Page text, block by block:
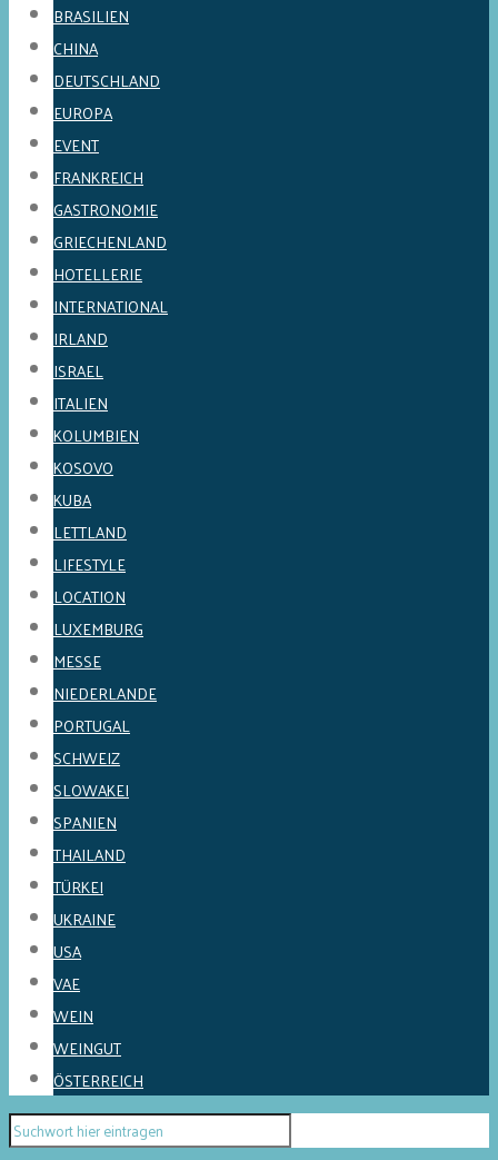
BRASILIEN
CHINA
DEUTSCHLAND
EUROPA
EVENT
FRANKREICH
GASTRONOMIE
GRIECHENLAND
HOTELLERIE
INTERNATIONAL
IRLAND
ISRAEL
ITALIEN
KOLUMBIEN
KOSOVO
KUBA
LETTLAND
LIFESTYLE
LOCATION
LUXEMBURG
MESSE
NIEDERLANDE
PORTUGAL
SCHWEIZ
SLOWAKEI
SPANIEN
THAILAND
TÜRKEI
UKRAINE
USA
VAE
WEIN
WEINGUT
ÖSTERREICH